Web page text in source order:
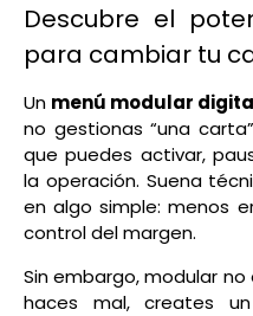
Descubre el
para cambiar tu
Un menú modular
no gestionas “una
que puedes activar,
la operación. Suena
en algo simple: menos
control del margen.
Sin embargo, modular no
haces mal, creates un